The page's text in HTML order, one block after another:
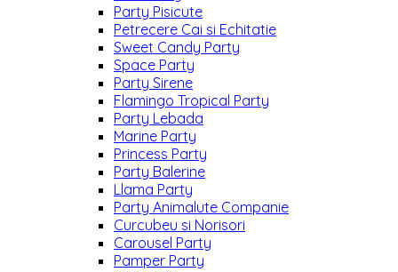
Party Pisicute
Petrecere Cai si Echitatie
Sweet Candy Party
Space Party
Party Sirene
Flamingo Tropical Party
Party Lebada
Marine Party
Princess Party
Party Balerine
Llama Party
Party Animalute Companie
Curcubeu si Norisori
Carousel Party
Pamper Party